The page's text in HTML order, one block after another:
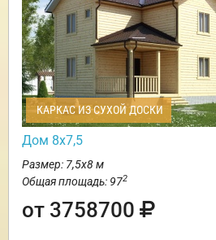
КАРКАС ИЗ СУХОЙ ДОСКИ
Дом 8х7,5
Размер: 7,5х8 м
Общая площадь: 972
от 3758700